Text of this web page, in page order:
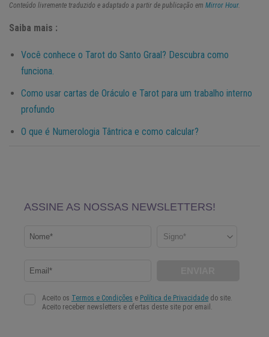
Conteúdo livremente traduzido e adaptado a partir de publicação em Mirror Hour.
Saiba mais :
Você conhece o Tarot do Santo Graal? Descubra como
funciona.
Como usar cartas de Oráculo e Tarot para um trabalho interno
profundo
O que é Numerologia Tântrica e como calcular?